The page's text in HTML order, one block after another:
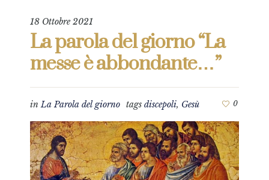
18 Ottobre 2021
La parola del giorno “La
messe è abbondante…”
inLa Parola del giorno tags discepoli, Gesù 0